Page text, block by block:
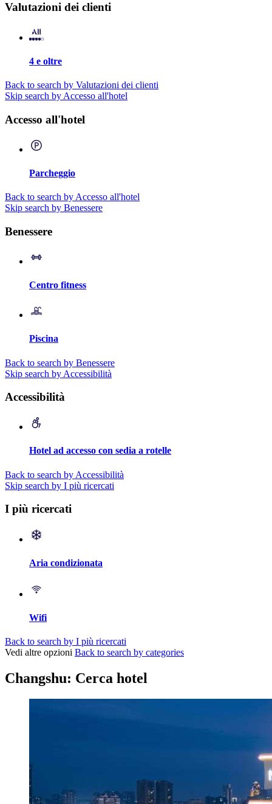
Valutazioni dei clienti
4 e oltre
Back to search by Valutazioni dei clienti
Skip search by Accesso all'hotel
Accesso all'hotel
Parcheggio
Back to search by Accesso all'hotel
Skip search by Benessere
Benessere
Centro fitness
Piscina
Back to search by Benessere
Skip search by Accessibilità
Accessibilità
Hotel ad accesso con sedia a rotelle
Back to search by Accessibilità
Skip search by I più ricercati
I più ricercati
Aria condizionata
Wifi
Back to search by I più ricercati
Vedi altre opzioni Back to search by categories
Changshu: Cerca hotel